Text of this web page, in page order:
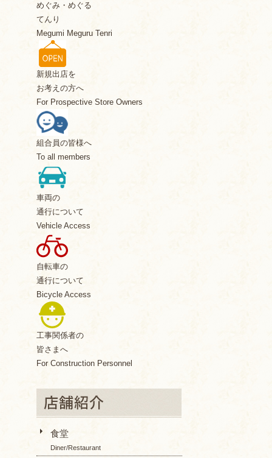
めぐみ・めぐる
てんり
Megumi Meguru Tenri
新規出店を
お考えの方へ
For Prospective Store Owners
組合員の皆様へ
To all members
車両の
通行について
Vehicle Access
自転車の
通行について
Bicycle Access
工事関係者の
皆さまへ
For Construction Personnel
食堂
Diner/Restaurant